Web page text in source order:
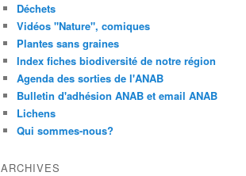
Déchets
Vidéos "Nature", comiques
Plantes sans graines
Index fiches biodiversité de notre région
Agenda des sorties de l'ANAB
Bulletin d'adhésion ANAB et email ANAB
Lichens
Qui sommes-nous?
ARCHIVES